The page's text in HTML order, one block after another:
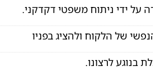
על ידי ניתוח משפטי דקדקני.
של הלקוח ולהציג בפניו
בנוגע לרצונו.